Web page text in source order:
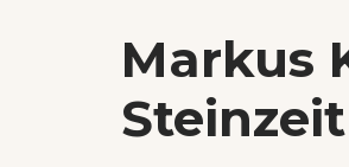
Markus
Steinzeit